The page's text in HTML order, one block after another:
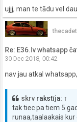
ujjj, man te tādu vel
thecadet
Re: E36.lv whatsapp
30 Dec 2018, 00:42
nav jau atkal
skrv rakstīja: ↑
tak tiec pa tiem 5
runaa,taalaakais kur